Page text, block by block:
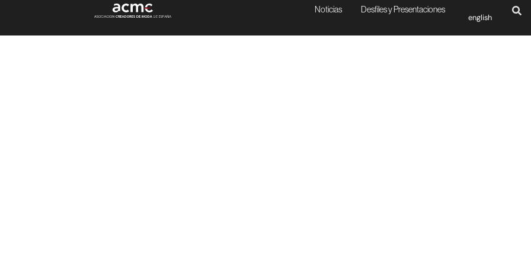
Noticias Desfiles y Presentaciones
english